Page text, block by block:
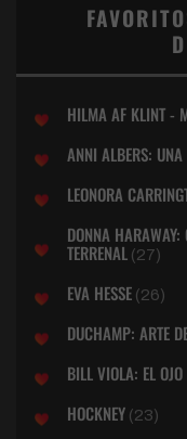
HILMA AF KLINT -
ANNI ALBERS:
LEONORA
DONNA HARAWAY:
TERRENAL (27)
EVA HESSE (26)
DUCHAMP: ARTE
BILL VIOLA: EL OJO
HOCKNEY (23)